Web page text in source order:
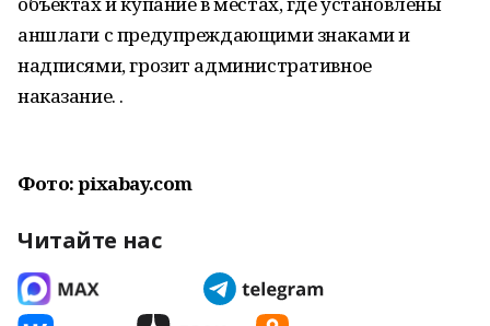
аншлаги с предупреждающими знаками и
надписями, грозит административное
наказание. .
Фото: pixabay.com
Читайте нас